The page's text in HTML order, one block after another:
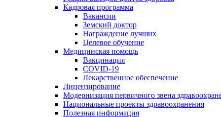
Кадровая программа
Вакансии
Земский доктор
Награждение лучших
Целевое обучение
Медицинская помощь
Вакцинация
COVID-19
Лекарственное обеспечение
Лицензирование
Модернизация первичного звена
Национальные проекты здравоохранения
Полезная информация